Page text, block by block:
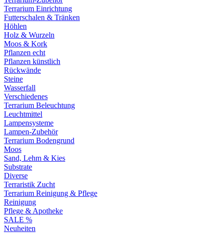
Terrarium Einrichtung
Futterschalen & Tränken
Höhlen
Holz & Wurzeln
Moos & Kork
Pflanzen echt
Pflanzen künstlich
Rückwände
Steine
Wasserfall
Verschiedenes
Terrarium Beleuchtung
Leuchtmittel
Lampensysteme
Lampen-Zubehör
Terrarium Bodengrund
Moos
Sand, Lehm & Kies
Substrate
Diverse
Terraristik Zucht
Terrarium Reinigung & Pflege
Reinigung
Pflege & Apotheke
SALE %
Neuheiten